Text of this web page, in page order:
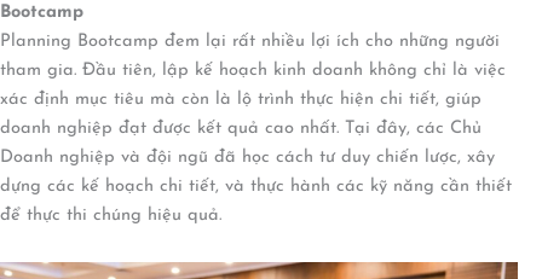
Bootcamp
Planning Bootcamp đem lại rất nhiều lợi ích cho những người
tham gia. Đầu tiên, lập kế hoạch kinh doanh không chỉ là việc
xác định mục tiêu mà còn là lộ trình thực hiện chi tiết, giúp
doanh nghiệp đạt được kết quả cao nhất. Tại đây, các Chủ
Doanh nghiệp và đội ngũ đã học cách tư duy chiến lược, xây
dựng các kế hoạch chi tiết, và thực hành các kỹ năng cần thiết
để thực thi chúng hiệu quả.